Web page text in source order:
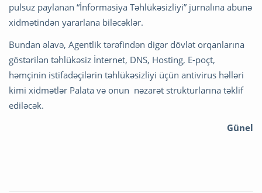
pulsuz paylanan “İnformasiya Təhlükəsizliyi” jurnalına abunə
xidmətindən yararlana biləcəklər.
Bundan əlavə, Agentlik tərəfindən digər dövlət orqanlarına
göstərilən təhlükəsiz İnternet, DNS, Hosting, E-poçt,
həmçinin istifadəçilərin təhlükəsizliyi üçün antivirus həlləri
kimi xidmətlər Palata və onun nəzarət strukturlarına təklif
ediləcək.
Günel